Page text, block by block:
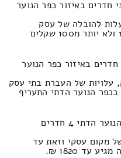
באיזור כפר הנוער
להובלה של עסק
מקסימום 50 מ"ר המחירון הוא 1840 ולא יותר מ100 שקלים
מהו התעריף של הובלה של משרד 3 חדרים באיזור כפר הנוער
עלויות של העברת בתי עסק
הנוער הדתי התעריף
מהו תעריף הובלה של תאגיד בכפר הנוער הדתי 4 חדרים
מקום עסקי וזאת עד